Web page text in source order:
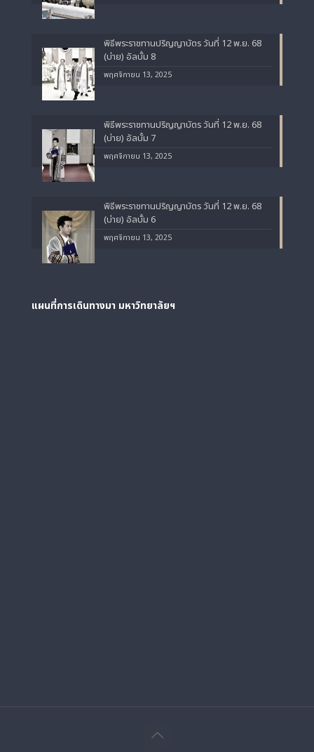
พิธีพระราชทานปริญญาบัตร วันที่ 12 พ.ย. 68
(บ่าย) อัลบั้ม 8
พฤศจิกายน 13, 2025
พิธีพระราชทานปริญญาบัตร วันที่ 12 พ.ย. 68
(บ่าย) อัลบั้ม 7
พฤศจิกายน 13, 2025
พิธีพระราชทานปริญญาบัตร วันที่ 12 พ.ย. 68
(บ่าย) อัลบั้ม 6
พฤศจิกายน 13, 2025
แผนที่การเดินทางมา มหาวิทยาลัยฯ